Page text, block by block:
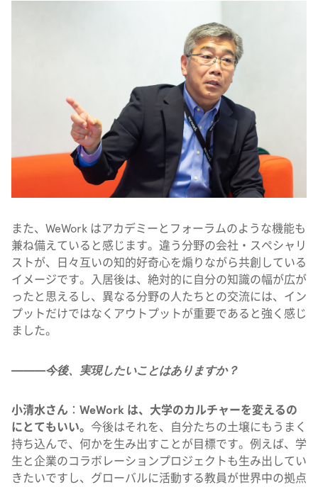
また、WeWork はアカデミーとフォーラムのような機能も
兼ね備えていると感じます。違う分野の会社・スペシャリ
ストが、日々互いの知的好奇心を煽りながら共創している
イメージです。入居後は、絶対的に自分の知識の幅が広が
ったと思えるし、異なる分野の人たちとの交流には、イン
プットだけではなくアウトプットが重要であると強く感じ
ました。
———今後、実現したいことはありますか？
小清水さん ： WeWork は、大学のカルチャーを変えるの
にとてもいい。 今後はそれを、自分たちの土壌にもうまく
持ち込んで、何かを生み出すことが目標です。例えば、学
生と企業のコラボレーションプロジェクトも生み出してい
きたいですし、グローバルに活動する教員が世界中の拠点